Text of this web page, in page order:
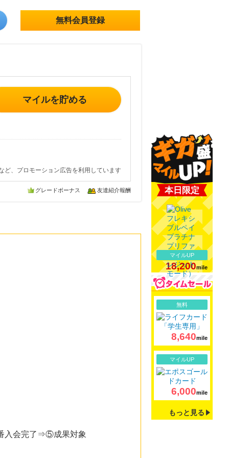
無料会員登録
マイルを貯める
ど、プロモーション広告を利用しています
グレードボーナス 友達紹介報酬
入会完了⇒⑤成果対象
本日限定
マイルUP
18,200mile
無料
8,640mile
マイルUP
6,000mile
もっと見る